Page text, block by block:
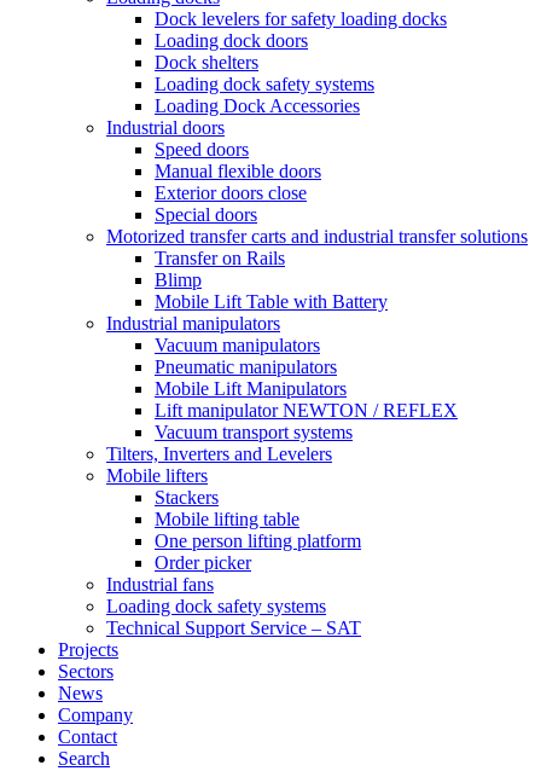
Dock levelers for safety loading docks
Loading dock doors
Dock shelters
Loading dock safety systems
Loading Dock Accessories
Industrial doors
Speed doors
Manual flexible doors
Exterior doors close
Special doors
Motorized transfer carts and industrial transfer solutions
Transfer on Rails
Blimp
Mobile Lift Table with Battery
Industrial manipulators
Vacuum manipulators
Pneumatic manipulators
Mobile Lift Manipulators
Lift manipulator NEWTON / REFLEX
Vacuum transport systems
Tilters, Inverters and Levelers
Mobile lifters
Stackers
Mobile lifting table
One person lifting platform
Order picker
Industrial fans
Loading dock safety systems
Technical Support Service – SAT
Projects
Sectors
News
Company
Contact
Search